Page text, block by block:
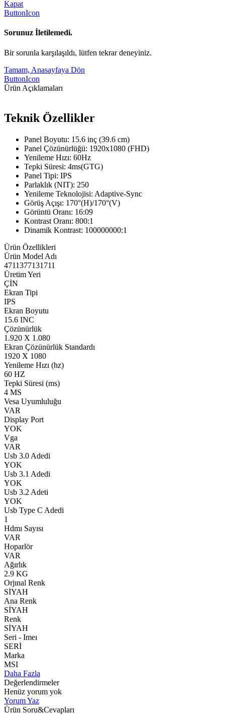
Kapat
ButtonIcon
Sorunuz İletilemedi.
Bir sorunla karşılaşıldı, lütfen tekrar deneyiniz.
Tamam, Anasayfaya Dön
ButtonIcon
Ürün Açıklamaları
Teknik Özellikler
Panel Boyutu: 15.6 inç (39.6 cm)
Panel Çözünürlüğü: 1920x1080 (FHD)
Yenileme Hızı: 60Hz
Tepki Süresi: 4ms(GTG)
Panel Tipi: IPS
Parlaklık (NIT): 250
Yenileme Teknolojisi: Adaptive-Sync
Görüş Açışı: 170°(H)/170°(V)
Görüntü Oranı: 16:09
Kontrast Oranı: 800:1
Dinamik Kontrast: 100000000:1
Ürün Özellikleri
Ürün Model Adı
4711377131711
Üretim Yeri
ÇİN
Ekran Tipi
IPS
Ekran Boyutu
15.6 INC
Çözünürlük
1.920 X 1.080
Ekran Çözünürlük Standardı
1920 X 1080
Yenileme Hızı (hz)
60 HZ
Tepki Süresi (ms)
4 MS
Vesa Uyumluluğu
VAR
Display Port
YOK
Vga
VAR
Usb 3.0 Adedi
YOK
Usb 3.1 Adedi
YOK
Usb 3.2 Adeti
YOK
Usb Type C Adedi
1
Hdmı Sayısı
VAR
Hoparlör
VAR
Ağırlık
2.9 KG
Orjınal Renk
SİYAH
Ana Renk
SİYAH
Renk
SİYAH
Seri - Imeı
SERİ
Marka
MSI
Daha Fazla
Değerlendirmeler
Henüz yorum yok
Yorum Yaz
Ürün Soru&Cevapları